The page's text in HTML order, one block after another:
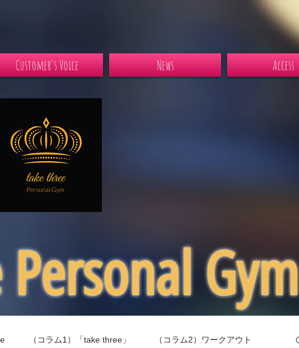
Customer's Voice News Access
Gym
（コラム1）「take three」 （コラム2）ワークアウト